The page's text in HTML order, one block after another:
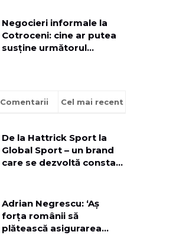
Negocieri informale la
Cotroceni: cine ar putea
susține următorul
Comentarii Cel mai recent
De la Hattrick Sport la
Global Sport – un brand
care se dezvoltă constant
Adrian Negrescu: ‘Aș
forța românii să
plătească asigurarea